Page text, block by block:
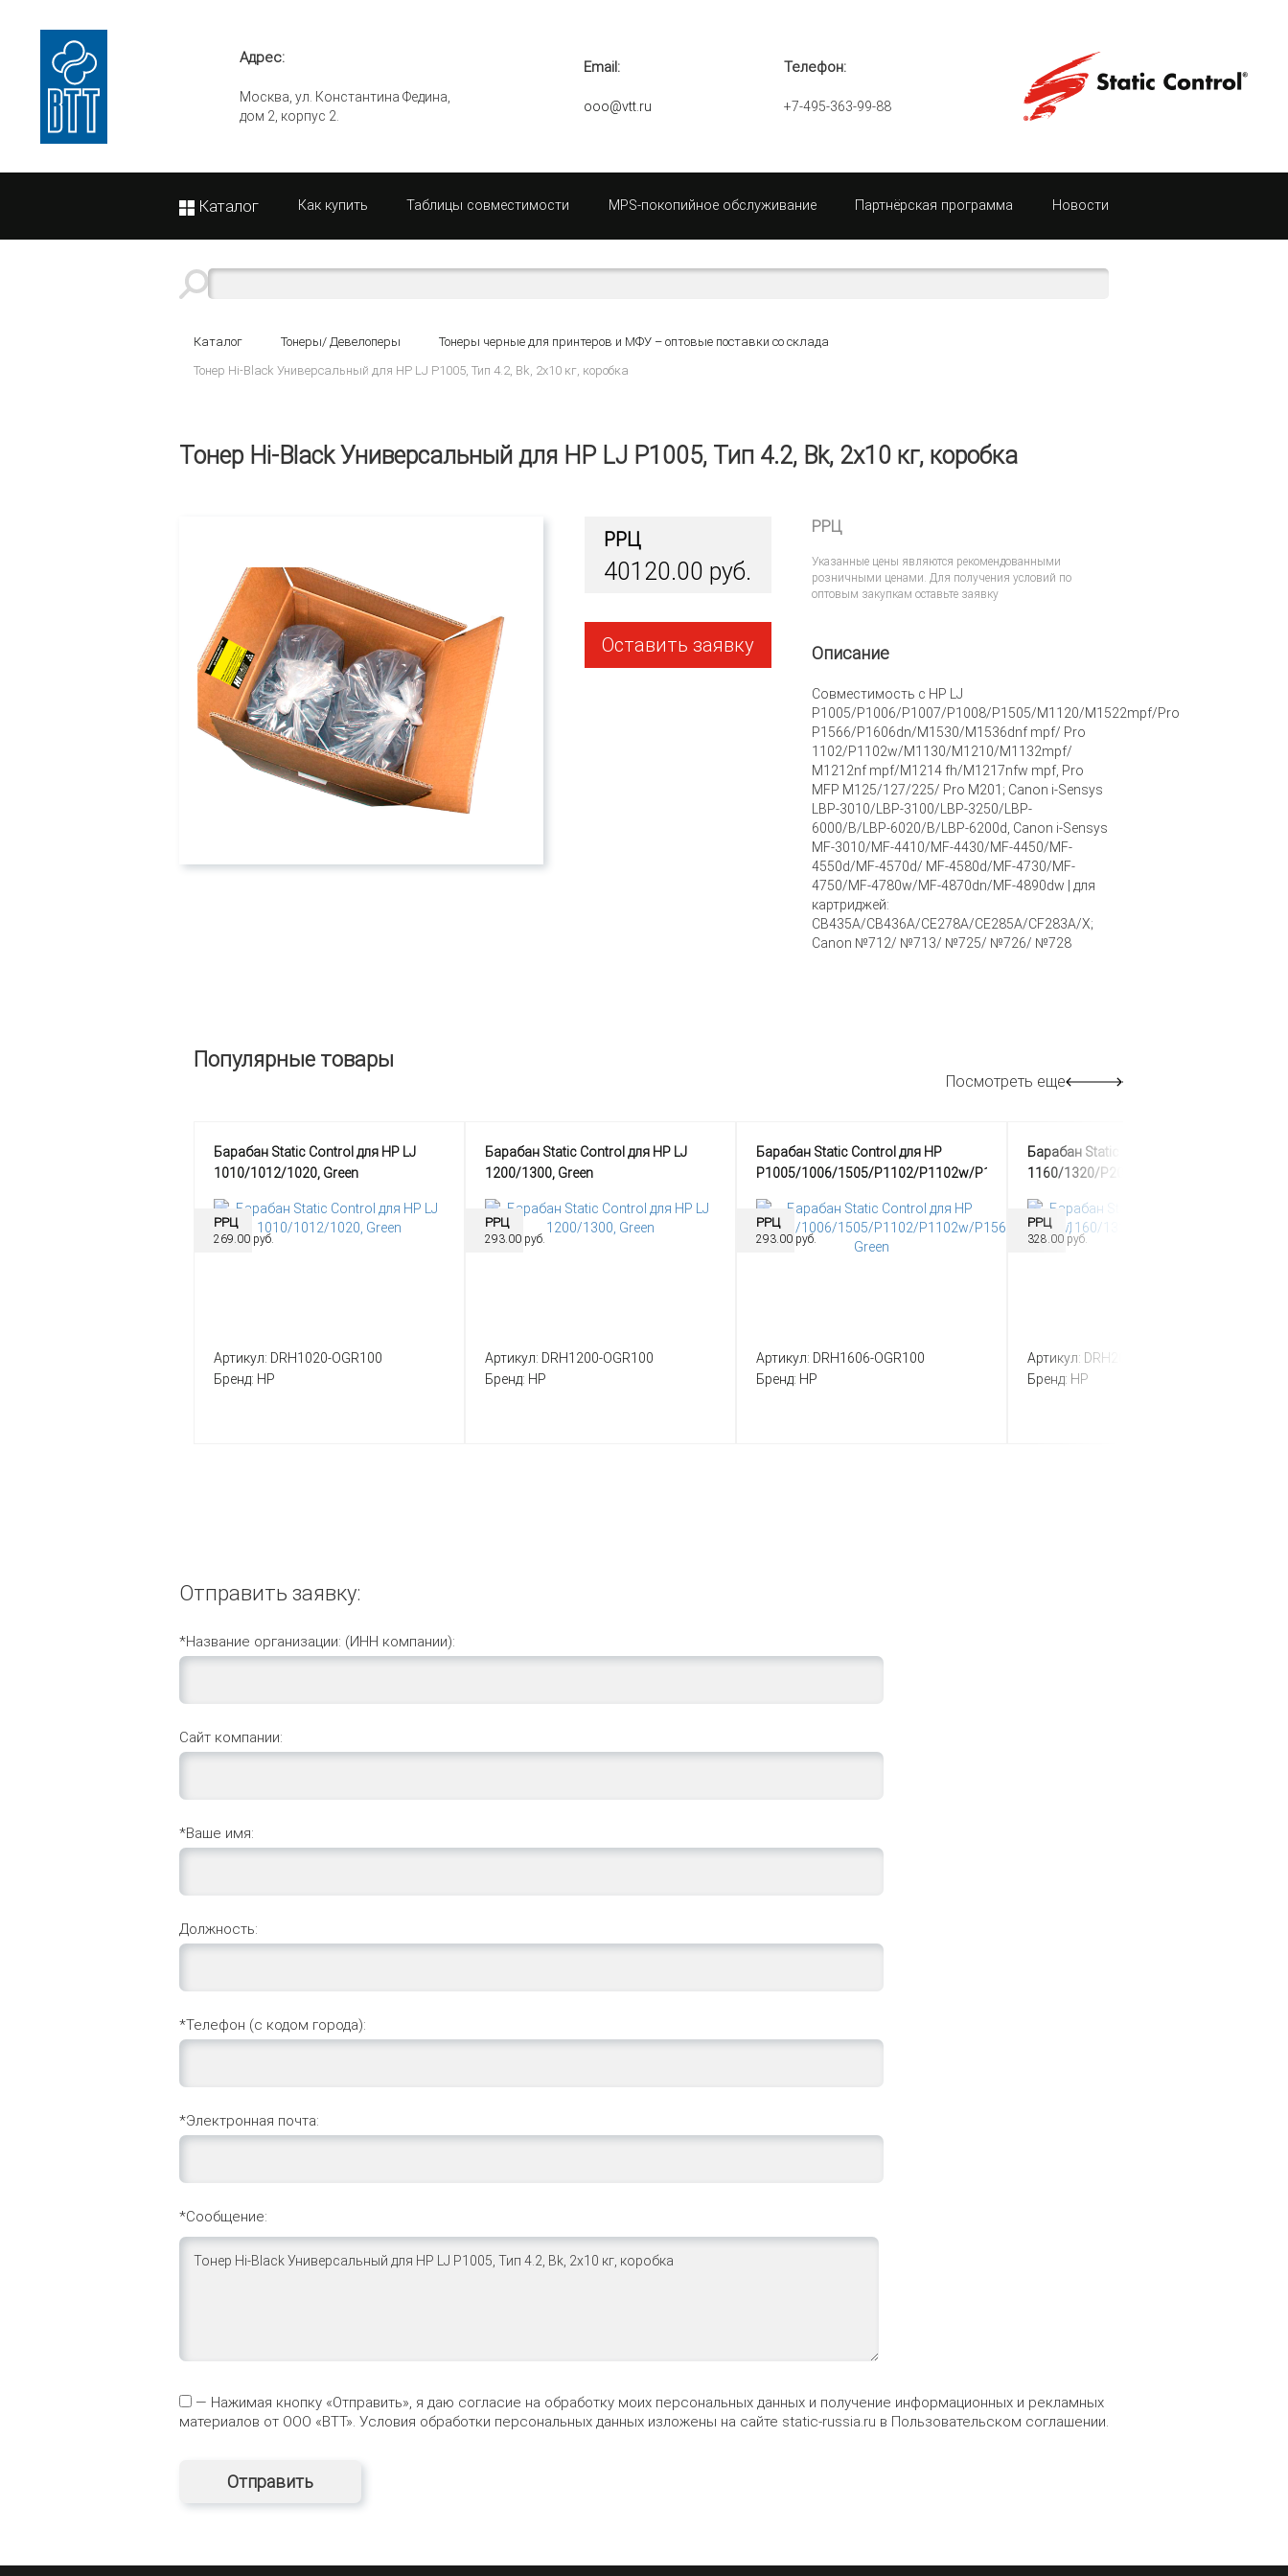
Адрес:
Москва, ул. Константина Федина,
дом 2, корпус 2.
Email:
ooo@vtt.ru
Телефон:
+7-495-363-99-88
Каталог Как купить Таблицы совместимости MPS-покопийное обслуживание Партнёрская программа Новости
Каталог Тонеры/ Девелоперы
Тонеры черные для принтеров и МФУ – оптовые поставки со склада
Тонер Hi-Black Универсальный для HP LJ P1005, Тип 4.2, Bk, 2x10 кг, коробка
Тонер Hi-Black Универсальный для HP LJ P1005, Тип 4.2, Bk, 2x10 кг, коробка
РРЦ
40120.00 руб.
Оставить заявку
РРЦ
Указанные цены являются рекомендованными
розничными ценами. Для получения условий по
оптовым закупкам оставьте заявку
Описание
Совместимость с HP LJ
P1005/P1006/P1007/P1008/P1505/M1120/M1522mpf/Pro
P1566/P1606dn/M1530/M1536dnf mpf/ Pro
1102/P1102w/M1130/M1210/M1132mpf/
M1212nf mpf/M1214 fh/M1217nfw mpf, Pro
MFP M125/127/225/ Pro M201; Canon i-Sensys
LBP-3010/LBP-3100/LBP-3250/LBP-
6000/B/LBP-6020/B/LBP-6200d, Canon i-Sensys
MF-3010/MF-4410/MF-4430/MF-4450/MF-
4550d/MF-4570d/ MF-4580d/MF-4730/MF-
4750/MF-4780w/MF-4870dn/MF-4890dw | для
картриджей:
СB435A/CB436A/CE278A/CE285A/CF283A/X;
Canon №712/ №713/ №725/ №726/ №728
Популярные товары
Посмотреть еще
РРЦ
269.00 руб.
Барабан Static Control для HP LJ
1010/1012/1020, Green
Артикул: DRH1020-OGR100
Бренд: HP
РРЦ
293.00 руб.
Барабан Static Control для HP LJ
1200/1300, Green
Артикул: DRH1200-OGR100
Бренд: HP
РРЦ
293.00 руб.
Барабан Static Control для HP
P1005/1006/1505/P1102/P1102w/P1566/P1606w,
Артикул: DRH1606-OGR100
Бренд: HP
РРЦ
328.00 руб.
Барабан Static Control для HP LJ
1160/1320/P2015, Green
Артикул: DRH2015-ORG100
Бренд: HP
Отправить заявку:
*Название организации: (ИНН компании):
Сайт компании:
*Ваше имя:
Должность:
*Телефон (с кодом города):
*Электронная почта:
*Сообщение:
— Нажимая кнопку «Отправить», я даю согласие на обработку моих персональных данных и получение информационных и рекламных
материалов от ООО «ВТТ». Условия обработки персональных данных изложены на сайте static-russia.ru в Пользовательском соглашении.